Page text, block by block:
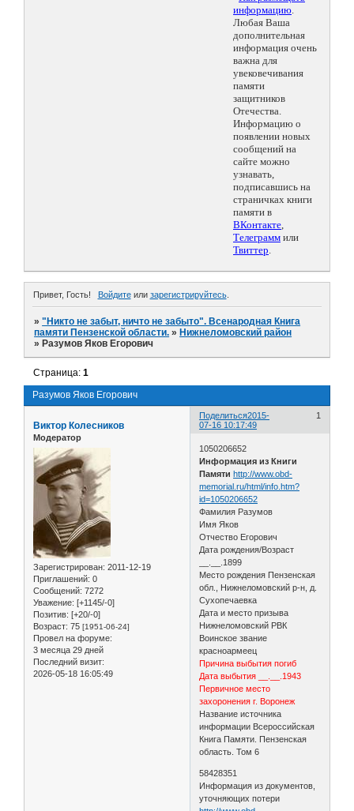
информацию.
Любая Ваша
дополнительная
информация очень
важна для
увековечивания
памяти
защитников
Отечества.
Информацию о
появлении новых
сообщений на
сайте можно
узнавать,
подписавшись на
страничках книги
памяти в
ВКонтакте,
Телеграмм или
Твиттер.
Привет, Гость! Войдитеили зарегистрируйтесь.
»"Никто не забыт, ничто не забыто". Всенародная Книга
памяти Пензенской области. » Нижнеломовский район
» Разумов Яков Егорович
Разумов Яков Егорович
Страница:1
Поделиться 1
2015-
07-16 10:17:49
Виктор Колесников
Модератор
Зарегистрирован: 2011-12-19
Приглашений: 0
Сообщений: 7272
Уважение: [+1145/-0]
Позитив: [+20/-0]
Возраст: 75 [1951-06-24]
Провел на форуме:
3 месяца 29 дней
Последний визит:
2026-05-18 16:05:49
1050206652
Информация из Книги
Памяти http://www.obd-
memorial.ru/html/info.htm?
id=1050206652
Фамилия Разумов
Имя Яков
Отчество Егорович
Дата рождения/Возраст
__.__.1899
Место рождения Пензенская
обл., Нижнеломовский р-н, д.
Сухопечаевка
Дата и место призыва
Нижнеломовский РВК
Воинское звание
красноармеец
Причина выбытия погиб
Дата выбытия __.__.1943
Первичное место
захоронения г. Воронеж
Название источника
информации Всероссийская
Книга Памяти. Пензенская
область. Том 6
58428351
Информация из документов,
уточняющих потери